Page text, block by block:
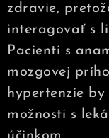
zdravie,
interagovať s
Pacienti s
mozgovej
hypertenzie
možnosti s